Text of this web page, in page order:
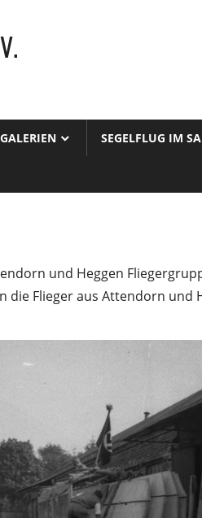
SEGELFLUG IM
und Heggen
die Flieger aus Attendorn und